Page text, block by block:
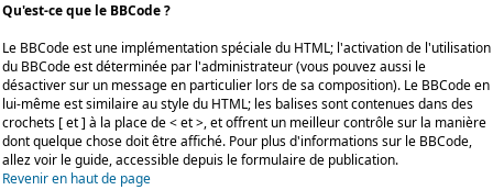
Qu'est-ce que le BBCode ?
Le BBCode est une implémentation spéciale du HTML; l'activation de l'utilisation
du BBCode est déterminée par l'administrateur (vous pouvez aussi le
désactiver sur un message en particulier lors de sa composition). Le BBCode en
lui-même est similaire au style du HTML; les balises sont contenues dans des
crochets [ et ] à la place de < et >, et offrent un meilleur contrôle sur la manière
dont quelque chose doit être affiché. Pour plus d'informations sur le BBCode,
allez voir le guide, accessible depuis le formulaire de publication.
Revenir en haut de page